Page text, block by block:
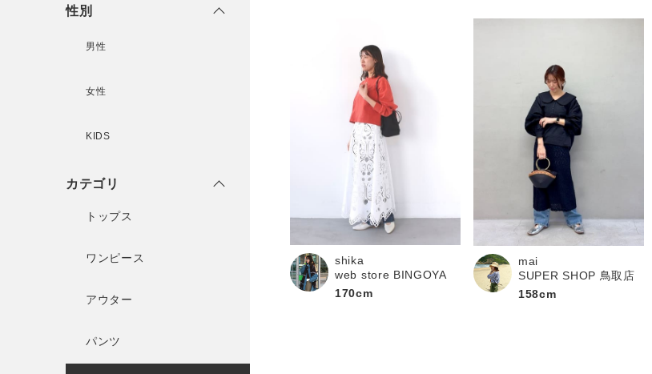
性別
男性
女性
KIDS
カテゴリ
トップス
ワンピース
アウター
パンツ
shika
web store BINGOYA
170cm
mai
SUPER SHOP 鳥取店
158cm